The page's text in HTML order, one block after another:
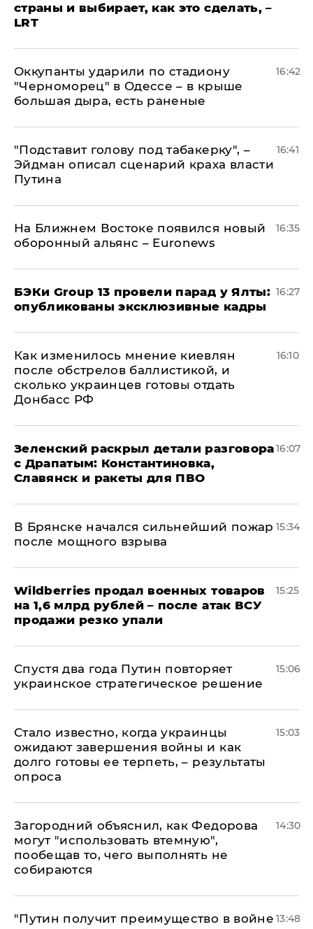
страны и выбирает, как это сделать, –
LRT
Оккупанты ударили по стадиону
"Черноморец" в Одессе – в крыше
большая дыра, есть раненые
16:42
​"Подставит голову под табакерку", –
Эйдман описал сценарий краха власти
Путина
16:41
На Ближнем Востоке появился новый
оборонный альянс – Euronews
16:35
​БЭКи Group 13 провели парад у Ялты:
опубликованы эксклюзивные кадры
16:27
Как изменилось мнение киевлян
после обстрелов баллистикой, и
сколько украинцев готовы отдать
Донбасс РФ
16:10
​Зеленский раскрыл детали разговора
с Драпатым: Константиновка,
Славянск и ракеты для ПВО
16:07
В Брянске начался сильнейший пожар
после мощного взрыва
15:34
​Wildberries продал военных товаров
на 1,6 млрд рублей – после атак ВСУ
продажи резко упали
15:25
Спустя два года Путин повторяет
украинское стратегическое решение
15:06
Стало известно, когда украинцы
ожидают завершения войны и как
долго готовы ее терпеть, – результаты
опроса
15:03
Загородний объяснил, как Федорова
могут "использовать втемную",
пообещав то, чего выполнять не
собираются
14:30
"Путин получит преимущество в войне 13:48